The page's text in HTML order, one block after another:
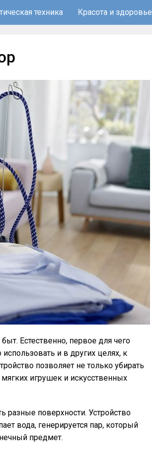
техника Красота и здоровье
Естественно, первое для чего
и в других целях, к
позволяет не только убирать
игрушек и искусственных
поверхности. Устройство
вода, генерируется пар, который
предмет.